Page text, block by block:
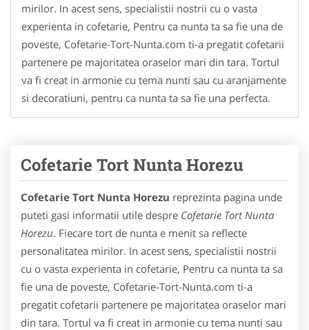
mirilor. In acest sens, specialistii nostrii cu o vasta
experienta in cofetarie, Pentru ca nunta ta sa fie una de
poveste, Cofetarie-Tort-Nunta.com ti-a pregatit cofetarii
partenere pe majoritatea oraselor mari din tara. Tortul
va fi creat in armonie cu tema nunti sau cu aranjamente
si decoratiuni, pentru ca nunta ta sa fie una perfecta.
Cofetarie Tort Nunta Horezu
Cofetarie Tort Nunta Horezu reprezinta pagina unde
puteti gasi informatii utile despre Cofetarie Tort Nunta
Horezu. Fiecare tort de nunta e menit sa reflecte
personalitatea mirilor. In acest sens, specialistii nostrii
cu o vasta experienta in cofetarie, Pentru ca nunta ta sa
fie una de poveste, Cofetarie-Tort-Nunta.com ti-a
pregatit cofetarii partenere pe majoritatea oraselor mari
din tara. Tortul va fi creat in armonie cu tema nunti sau